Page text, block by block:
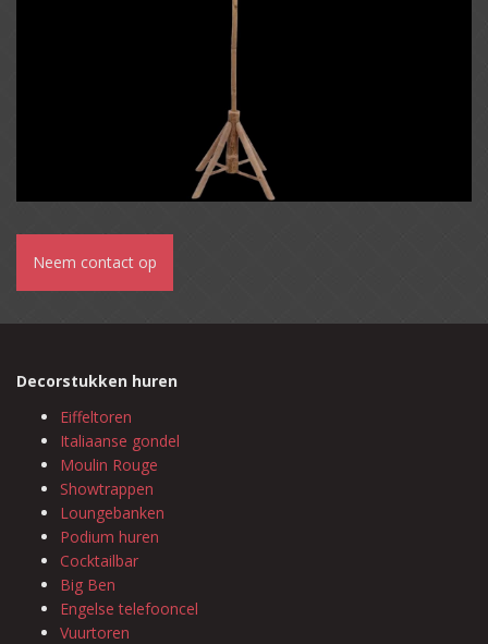
Neem contact op
Decorstukken huren
Eiffeltoren
Italiaanse gondel
Moulin Rouge
Showtrappen
Loungebanken
Podium huren
Cocktailbar
Big Ben
Engelse telefooncel
Vuurtoren